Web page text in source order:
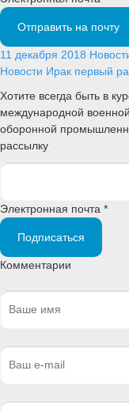
Отправить на почту
11 декабря 2018
Новости Ирак первый
Хотите всегда быть в
международной
оборонной
рассылку
Электронная почта *
Подписаться
Комментарии